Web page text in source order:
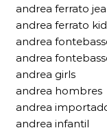
andrea ferrato
andrea ferrato
andrea
andrea
andrea girls
andrea hombres
andrea
andrea infantil